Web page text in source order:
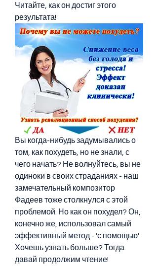
Читайте, как он достиг этого
результата!
Вы когда-нибудь задумывались о
том, как похудеть, но не знали, с
чего начать? Не волнуйтесь, вы не
одиноки в своих страданиях - наш
замечательный композитор
Фадеев тоже столкнулся с этой
проблемой. Но как он похудел? Он,
конечно же, использовал самый
эффективный метод - 'с помощью'.
Хочешь узнать больше? Тогда
давай продолжим чтение!